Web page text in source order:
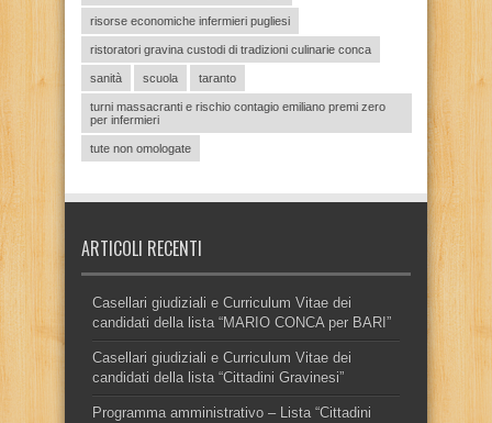
risorse economiche infermieri pugliesi
ristoratori gravina custodi di tradizioni culinarie conca
sanità scuola taranto
turni massacranti e rischio contagio emiliano premi zero
per infermieri
tute non omologate
ARTICOLI RECENTI
Casellari giudiziali e Curriculum Vitae dei
candidati della lista “MARIO CONCA per BARI”
Casellari giudiziali e Curriculum Vitae dei
candidati della lista “Cittadini Gravinesi”
Programma amministrativo – Lista “Cittadini